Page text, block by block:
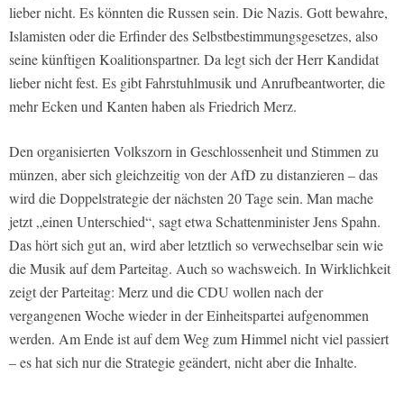
lieber nicht. Es könnten die Russen sein. Die Nazis. Gott bewahre,
Islamisten oder die Erfinder des Selbstbestimmungsgesetzes, also
seine künftigen Koalitionspartner. Da legt sich der Herr Kandidat
lieber nicht fest. Es gibt Fahrstuhlmusik und Anrufbeantworter, die
mehr Ecken und Kanten haben als Friedrich Merz.
Den organisierten Volkszorn in Geschlossenheit und Stimmen zu
münzen, aber sich gleichzeitig von der AfD zu distanzieren – das
wird die Doppelstrategie der nächsten 20 Tage sein. Man mache
jetzt „einen Unterschied“, sagt etwa Schattenminister Jens Spahn.
Das hört sich gut an, wird aber letztlich so verwechselbar sein wie
die Musik auf dem Parteitag. Auch so wachsweich. In Wirklichkeit
zeigt der Parteitag: Merz und die CDU wollen nach der
vergangenen Woche wieder in der Einheitspartei aufgenommen
werden. Am Ende ist auf dem Weg zum Himmel nicht viel passiert
– es hat sich nur die Strategie geändert, nicht aber die Inhalte.